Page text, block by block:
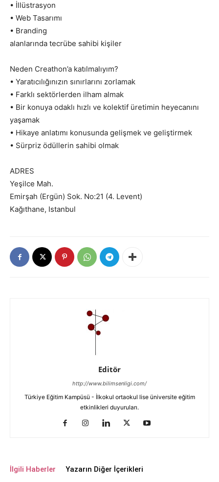
• İllüstrasyon
• Web Tasarımı
• Branding
alanlarında tecrübe sahibi kişiler
Neden Creathon’a katılmalıyım?
• Yaratıcılığınızın sınırlarını zorlamak
• Farklı sektörlerden ilham almak
• Bir konuya odaklı hızlı ve kolektif üretimin heyecanını
yaşamak
• Hikaye anlatımı konusunda gelişmek ve geliştirmek
• Sürpriz ödüllerin sahibi olmak
ADRES
Yeşilce Mah.
Emirşah (Ergün) Sok. No:21 (4. Levent)
Kağıthane, Istanbul
Editör
http://www.bilimsenligi.com/
Türkiye Eğitim Kampüsü - İlkokul ortaokul lise üniversite eğitim
etkinlikleri duyuruları.
İlgili Haberler Yazarın Diğer İçerikleri